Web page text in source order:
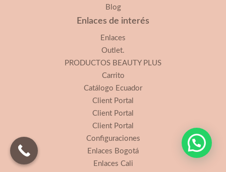
Blog
Enlaces de interés
Enlaces
Outlet.
PRODUCTOS BEAUTY PLUS
Carrito
Catálogo Ecuador
Client Portal
Client Portal
Client Portal
Configuraciones
Enlaces Bogotá
Enlaces Cali